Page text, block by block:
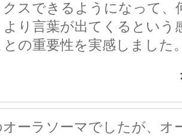
スできるようになって、
り言葉が出てくるという
との重要性を実感しました
ーラソーマでしたが、オ